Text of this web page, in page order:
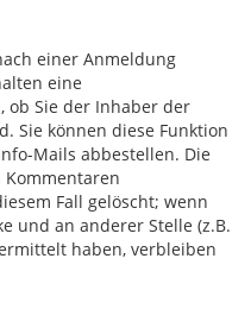
einer Anmeldung
eine
ob Sie der Inhaber der
Sie können diese Funktion
Mails abbestellen. Die
Kommentaren
Fall gelöscht; wenn
und an anderer Stelle (z.B.
haben, verbleiben